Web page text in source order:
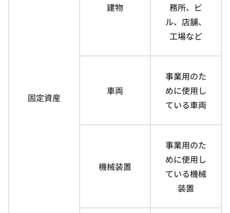
固定資産
建物
務所、ビ
ル、店舗、
工場など
車両
事業用のた
めに使用し
ている車両
機械装置
事業用のた
めに使用し
ている機械
装置